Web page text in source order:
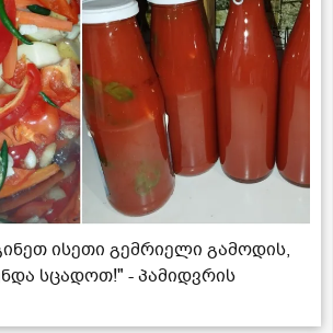
ისეთი გემრიელი გამოდის,
სცადოთ!" - პამიდვრის